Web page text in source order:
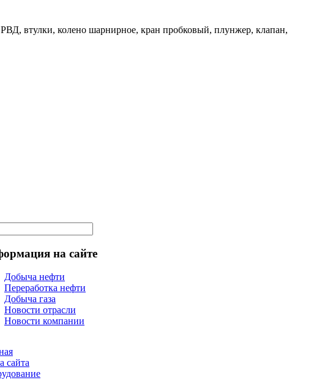
втулки, колено шарнирное, кран пробковый, плунжер, клапан,
на сайте
Добыча нефти
Переработка нефти
Добыча газа
Новости отрасли
Новости компании
сайта